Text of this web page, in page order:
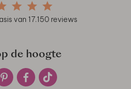
van 17.150 reviews
de hoogte